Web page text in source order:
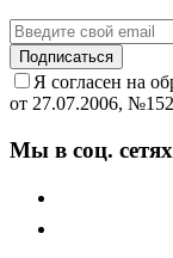
Подписаться
Я согласен на
от 27.07.2006,
Мы в соц. сетях